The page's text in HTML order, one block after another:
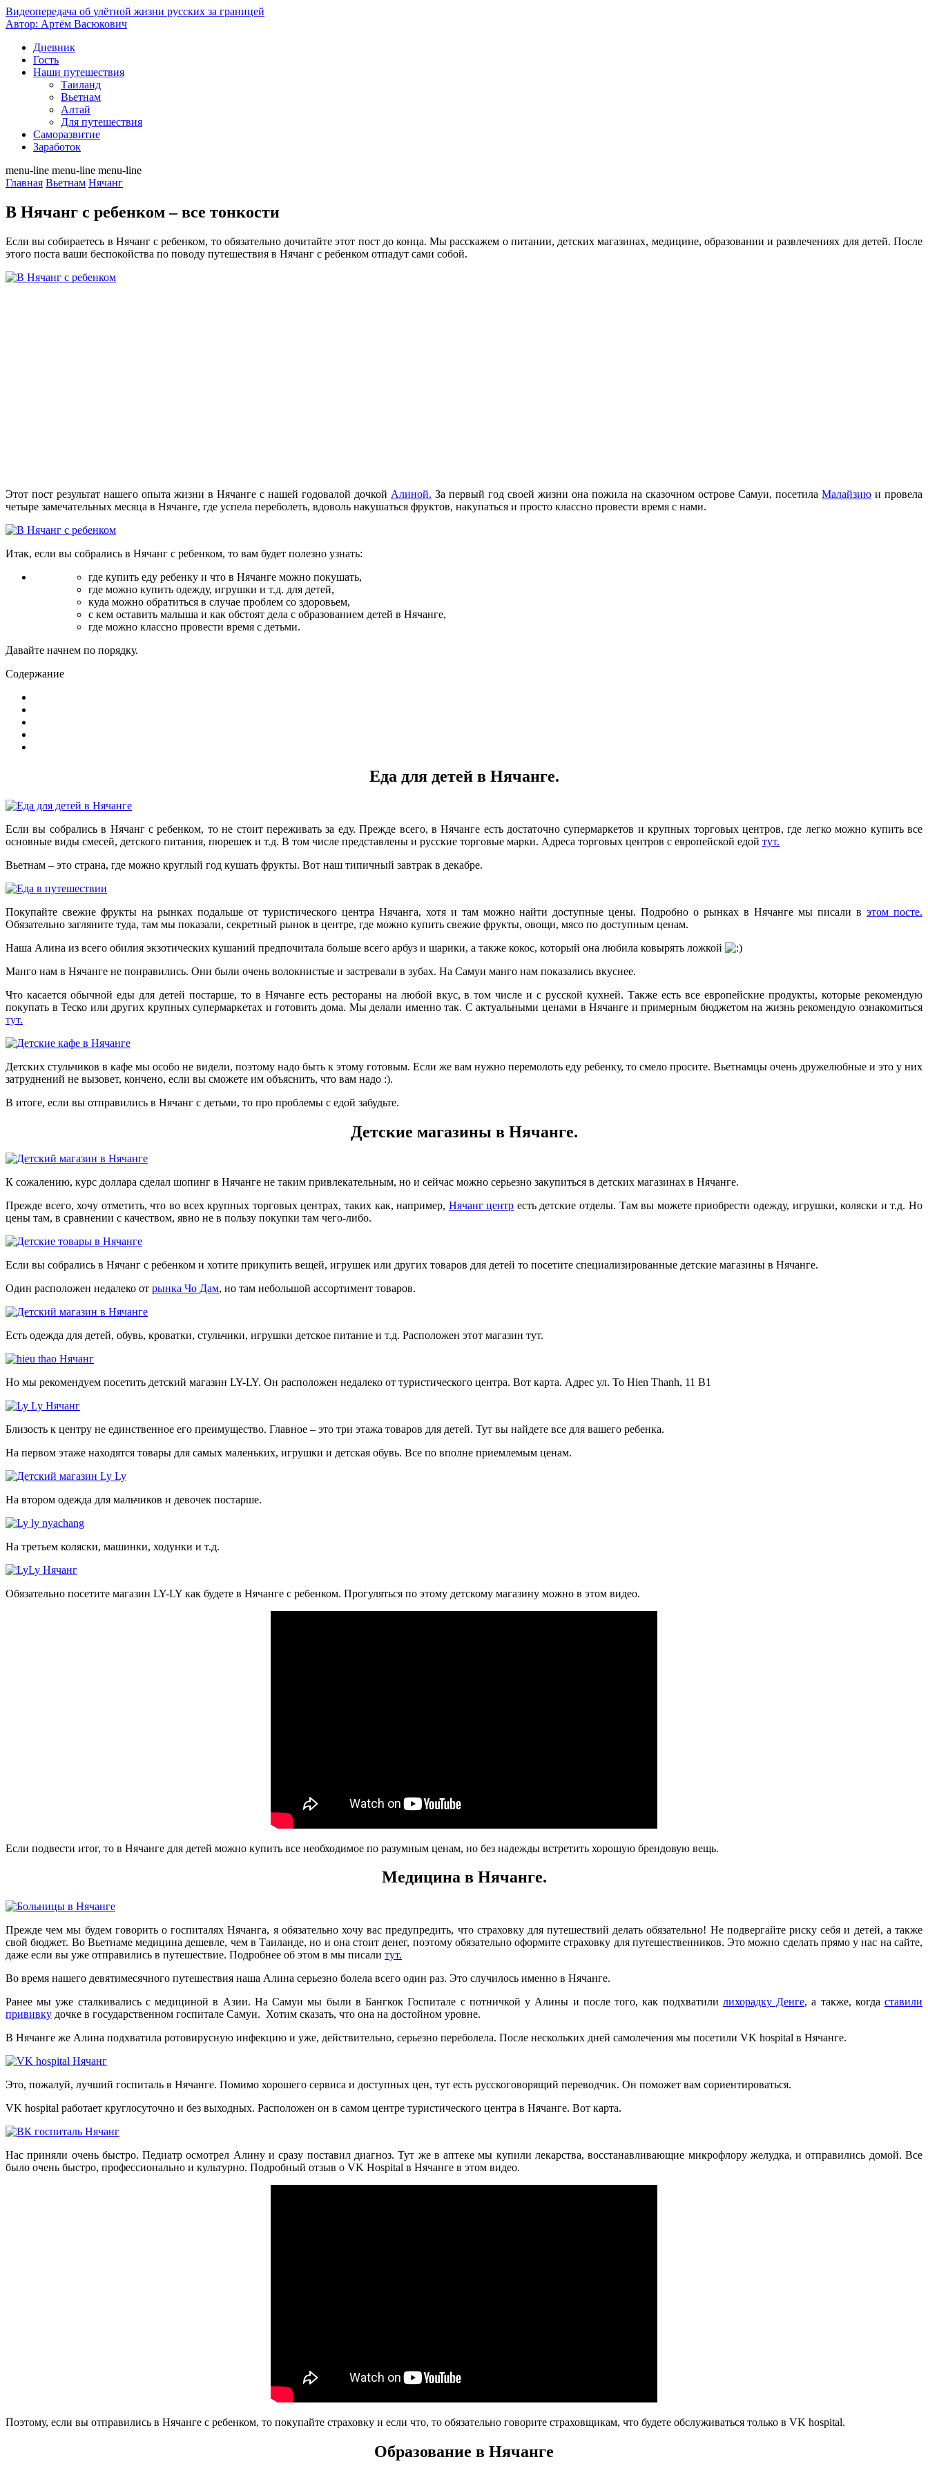
Видеопередача об улётной жизни русских за границей
Автор: Артём Васюкович
Дневник
Гость
Наши путешествия
Таиланд
Вьетнам
Алтай
Для путешествия
Саморазвитие
Заработок
menu-line menu-line menu-line
Главная Вьетнам Нячанг
В Нячанг с ребенком – все тонкости
Если вы собираетесь в Нячанг с ребенком, то обязательно дочитайте этот пост до конца. Мы расскажем о питании, детских магазинах, медицине, образовании и развлечениях для детей. После
этого поста ваши беспокойства по поводу путешествия в Нячанг с ребенком отпадут сами собой.
Этот пост результат нашего опыта жизни в Нячанге с нашей годовалой дочкой Алиной. За первый год своей жизни она пожила на сказочном острове Самуи, посетила Малайзию и провела
четыре замечательных месяца в Нячанге, где успела переболеть, вдоволь накушаться фруктов, накупаться и просто классно провести время с нами.
Итак, если вы собрались в Нячанг с ребенком, то вам будет полезно узнать:
где купить еду ребенку и что в Нячанге можно покушать,
где можно купить одежду, игрушки и т.д. для детей,
куда можно обратиться в случае проблем со здоровьем,
с кем оставить малыша и как обстоят дела с образованием детей в Нячанге,
где можно классно провести время с детьми.
Давайте начнем по порядку.
Содержание
Еда для детей в Нячанге.
Если вы собрались в Нячанг с ребенком, то не стоит переживать за еду. Прежде всего, в Нячанге есть достаточно супермаркетов и крупных торговых центров, где легко можно купить все
основные виды смесей, детского питания, пюрешек и т.д. В том числе представлены и русские торговые марки. Адреса торговых центров с европейской едой тут.
Вьетнам – это страна, где можно круглый год кушать фрукты. Вот наш типичный завтрак в декабре.
Покупайте свежие фрукты на рынках подальше от туристического центра Нячанга, хотя и там можно найти доступные цены. Подробно о рынках в Нячанге мы писали вэтом посте.
Обязательно загляните туда, там мы показали, секретный рынок в центре, где можно купить свежие фрукты, овощи, мясо по доступным ценам.
Наша Алина из всего обилия экзотических кушаний предпочитала больше всего арбуз и шарики, а также кокос, который она любила ковырять ложкой
Манго нам в Нячанге не понравились. Они были очень волокнистые и застревали в зубах. На Самуи манго нам показались вкуснее.
Что касается обычной еды для детей постарше, то в Нячанге есть рестораны на любой вкус, в том числе и с русской кухней. Также есть все европейские продукты, которые рекомендую
покупать в Теско или других крупных супермаркетах и готовить дома. Мы делали именно так. С актуальными ценами в Нячанге и примерным бюджетом на жизнь рекомендую ознакомиться
тут.
Детских стульчиков в кафе мы особо не видели, поэтому надо быть к этому готовым. Если же вам нужно перемолоть еду ребенку, то смело просите. Вьетнамцы очень дружелюбные и это у них
затруднений не вызовет, кончено, если вы сможете им объяснить, что вам надо :).
В итоге, если вы отправились в Нячанг с детьми, то про проблемы с едой забудьте.
Детские магазины в Нячанге.
К сожалению, курс доллара сделал шопинг в Нячанге не таким привлекательным, но и сейчас можно серьезно закупиться в детских магазинах в Нячанге.
Прежде всего, хочу отметить, что во всех крупных торговых центрах, таких как, например, Нячанг центр есть детские отделы. Там вы можете приобрести одежду, игрушки, коляски и т.д. Но
цены там, в сравнении с качеством, явно не в пользу покупки там чего-либо.
Если вы собрались в Нячанг с ребенком и хотите прикупить вещей, игрушек или других товаров для детей то посетите специализированные детские магазины в Нячанге.
Один расположен недалеко от рынка Чо Дам, но там небольшой ассортимент товаров.
Есть одежда для детей, обувь, кроватки, стульчики, игрушки детское питание и т.д. Расположен этот магазин тут.
Но мы рекомендуем посетить детский магазин LY-LY. Он расположен недалеко от туристического центра. Вот карта. Адрес ул. To Hien Thanh, 11 В1
Близость к центру не единственное его преимущество. Главное – это три этажа товаров для детей. Тут вы найдете все для вашего ребенка.
На первом этаже находятся товары для самых маленьких, игрушки и детская обувь. Все по вполне приемлемым ценам.
На втором одежда для мальчиков и девочек постарше.
На третьем коляски, машинки, ходунки и т.д.
Обязательно посетите магазин LY-LY как будете в Нячанге с ребенком. Прогуляться по этому детскому магазину можно в этом видео.
Если подвести итог, то в Нячанге для детей можно купить все необходимое по разумным ценам, но без надежды встретить хорошую брендовую вещь.
Медицина в Нячанге.
Прежде чем мы будем говорить о госпиталях Нячанга, я обязательно хочу вас предупредить, что страховку для путешествий делать обязательно! Не подвергайте риску себя и детей, а также
свой бюджет. Во Вьетнаме медицина дешевле, чем в Таиланде, но и она стоит денег, поэтому обязательно оформите страховку для путешественников. Это можно сделать прямо у нас на сайте,
даже если вы уже отправились в путешествие. Подробнее об этом в мы писали тут.
Во время нашего девятимесячного путешествия наша Алина серьезно болела всего один раз. Это случилось именно в Нячанге.
Ранее мы уже сталкивались с медициной в Азии. На Самуи мы были в Бангкок Госпитале с потничкой у Алины и после того, как подхватили лихорадку Денге, а также, когдаставили
прививку дочке в государственном госпитале Самуи. Хотим сказать, что она на достойном уровне.
В Нячанге же Алина подхватила ротовирусную инфекцию и уже, действительно, серьезно переболела. После нескольких дней самолечения мы посетили VK hospital в Нячанге.
Это, пожалуй, лучший госпиталь в Нячанге. Помимо хорошего сервиса и доступных цен, тут есть русскоговорящий переводчик. Он поможет вам сориентироваться.
VK hospital работает круглосуточно и без выходных. Расположен он в самом центре туристического центра в Нячанге. Вот карта.
Нас приняли очень быстро. Педиатр осмотрел Алину и сразу поставил диагноз. Тут же в аптеке мы купили лекарства, восстанавливающие микрофлору желудка, и отправились домой. Все
было очень быстро, профессионально и культурно. Подробный отзыв о VK Hospital в Нячанге в этом видео.
Поэтому, если вы отправились в Нячанге с ребенком, то покупайте страховку и если что, то обязательно говорите страховщикам, что будете обслуживаться только в VK hospital.
Образование в Нячанге